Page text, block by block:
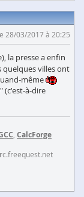
28/03/2017 à 20:25
la presse a enfin
quelques villes ont
même
(c'est-à-dire
, CalcForge